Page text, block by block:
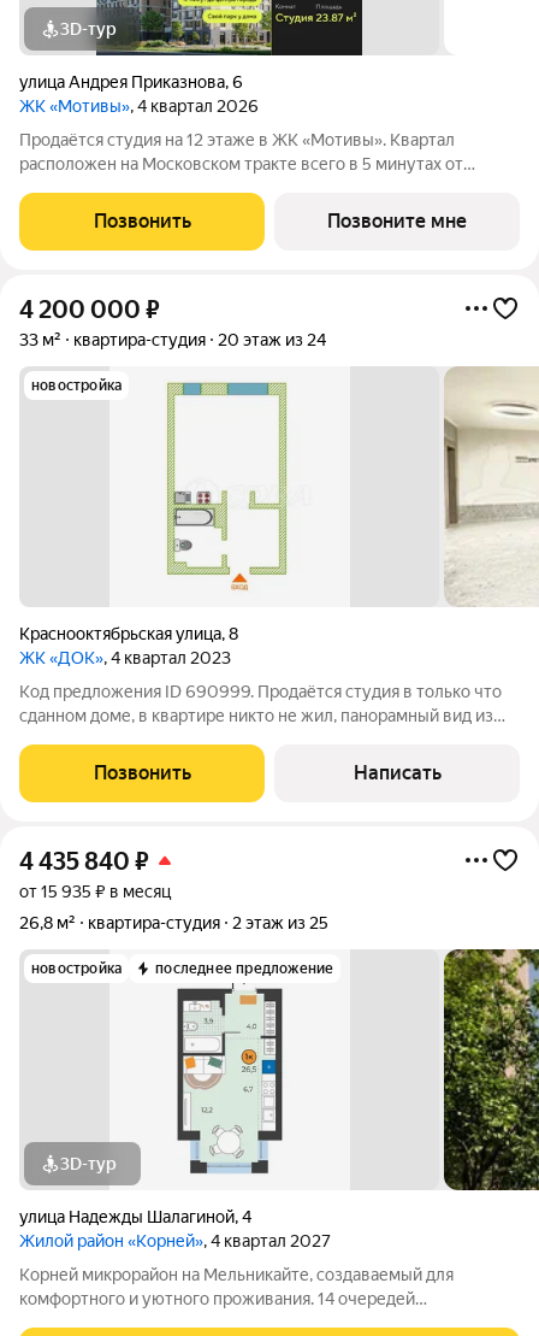
3D-тур
улица Андрея Приказнова,6
ЖК «Мотивы», 4 квартал 2026
Продаётся студия на 12 этаже в ЖК «Мотивы». Квартал
расположен на Московском тракте всего в 5 минутах от
боулингом и ресторанами, новые дорожные развязки, а в 2026
году начнётся строительство
Позвонить Позвоните мне
4 200 000 ₽
33 м² квартира-студия 20 этаж из 24
новостройка
Краснооктябрьская улица,8
ЖК «ДОК», 4 квартал 2023
Код предложения ID 690999. Продаётся студия в только что
сданном доме, в квартире никто не жил, панорамный вид из
в каком именно он хочет. Бесшумные лифты, закрытый двор,
игровые и детские
Позвонить Написать
4 435 840 ₽
от 15 935 ₽ в месяц
26,8 м²
квартира-студия 2 этаж из 25
новостройка последнее предложение
3D-тур
улица Надежды Шалагиной,4
Жилой район «Корней», 4 квартал 2027
Корней микрорайон на Мельникайте, создаваемый для
комфортного и уютного проживания. 14 очередей